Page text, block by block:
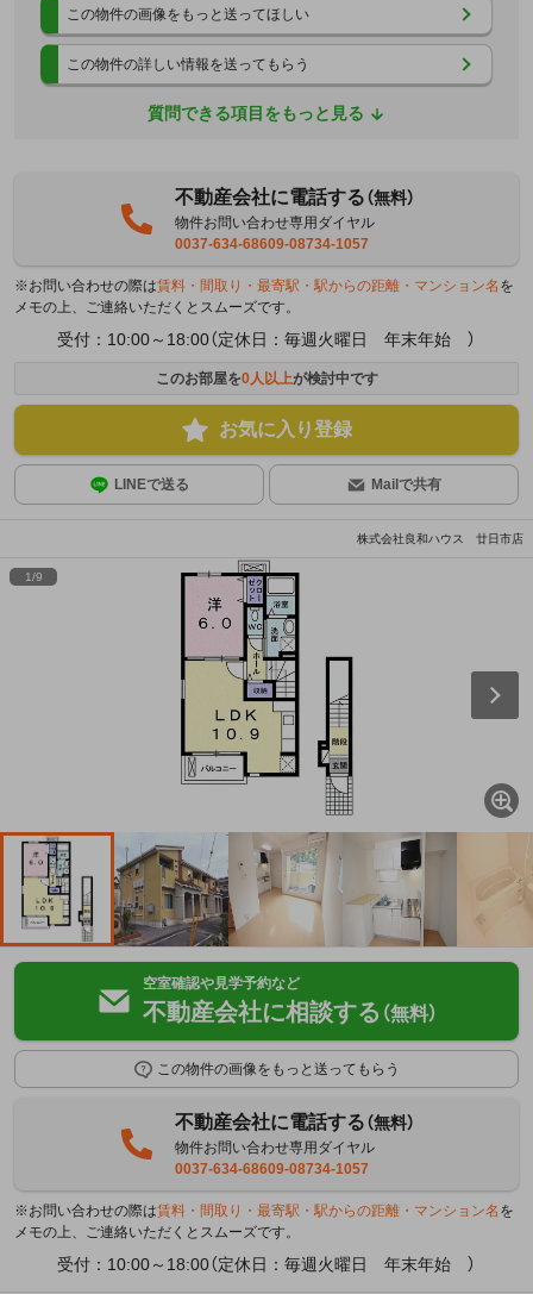
この物件の画像をもっと送ってほしい
この物件の詳しい情報を送ってもらう
質問できる項目をもっと見る
不動産会社に電話する（無料）
物件お問い合わせ専用ダイヤル
0037-634-68609-08734-1057
※お問い合わせの際は賃料・間取り・最寄駅・駅からの距離・マンション名 を
メモの上、ご連絡いただくとスムーズです。
受付：10:00～18:00（定休日：毎週火曜日 年末年始 ）
このお部屋を0人以上が検討中です
お気に入り登録
LINEで送る Mailで共有
株式会社良和ハウス 廿日市店
1/9
空室確認や見学予約など
不動産会社に相談する （無料）
この物件の画像をもっと送ってもらう
不動産会社に電話する（無料）
物件お問い合わせ専用ダイヤル
0037-634-68609-08734-1057
※お問い合わせの際は賃料・間取り・最寄駅・駅からの距離・マンション名 を
メモの上、ご連絡いただくとスムーズです。
受付：10:00～18:00（定休日：毎週火曜日 年末年始 ）